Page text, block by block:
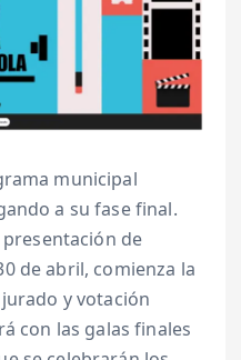
municipal
a su fase final.
de
de abril, comienza la
y votación
con las galas finales